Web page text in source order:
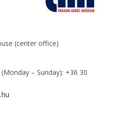
(center office)
– Sunday): +36 30